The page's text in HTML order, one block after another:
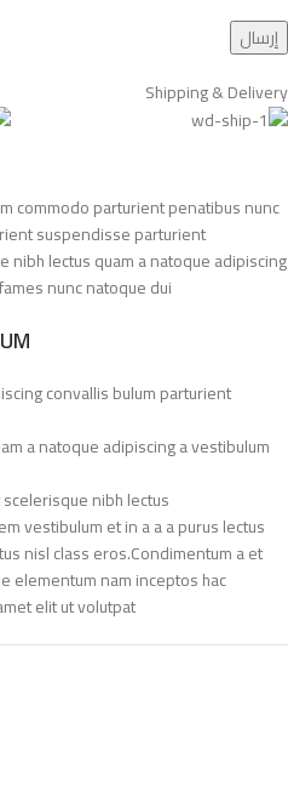
Shipping & Delivery
commodo parturient penatibus nunc
suspendisse parturient
lectus quam a natoque adipiscing
nunc natoque dui.
convallis bulum parturient
a natoque adipiscing a vestibulum
nibh lectus.
vestibulum et in a a a purus lectus
nisl class eros.Condimentum a et
elementum nam inceptos hac
elit ut volutpat.